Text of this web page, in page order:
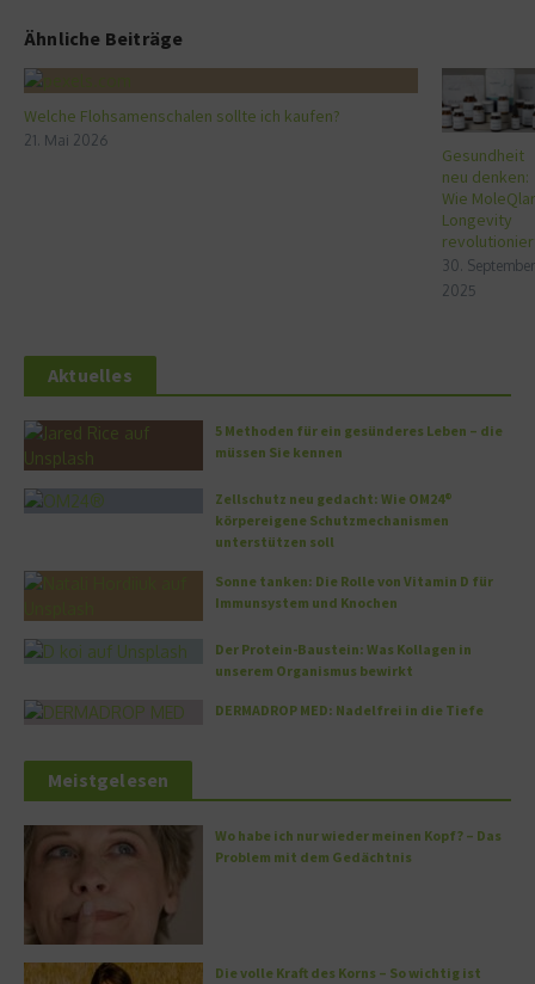
Ähnliche Beiträge
Welche Flohsamenschalen sollte ich kaufen?
21. Mai 2026
Gesundheit
neu denken:
Wie MoleQlar
Longevity
30. September
2025
Aktuelles
5 Methoden für ein gesünderes Leben – die
müssen Sie kennen
Zellschutz neu gedacht: Wie OM24®
körpereigene Schutzmechanismen
unterstützen soll
Sonne tanken: Die Rolle von Vitamin D für
Immunsystem und Knochen
Der Protein-Baustein: Was Kollagen in
unserem Organismus bewirkt
DERMADROP MED: Nadelfrei in die Tiefe
Meistgelesen
Wo habe ich nur wieder meinen Kopf? – Das
Problem mit dem Gedächtnis
Die volle Kraft des Korns – So wichtig ist